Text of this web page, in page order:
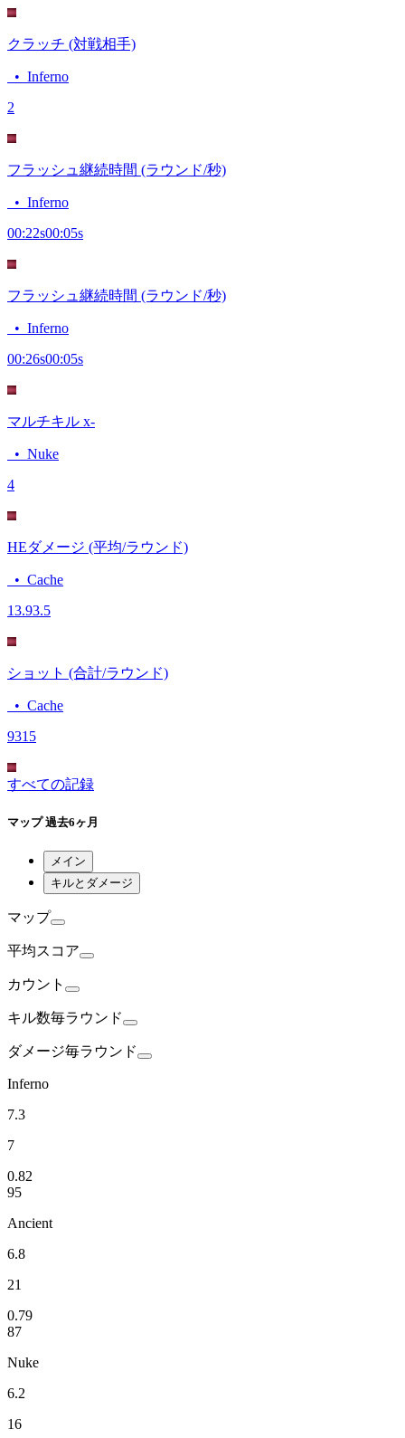
クラッチ (対戦相手)
• Inferno
2
フラッシュ継続時間 (ラウンド/秒)
• Inferno
00:22s00:05s
フラッシュ継続時間 (ラウンド/秒)
• Inferno
00:26s00:05s
マルチキル x-
• Nuke
4
HEダメージ (平均/ラウンド)
• Cache
13.93.5
ショット (合計/ラウンド)
• Cache
9315
すべての記録
マップ過去6ヶ月
メイン
キルとダメージ
マップ
平均スコア
カウント
キル数毎ラウンド
ダメージ毎ラウンド
Inferno
7.3
7
0.82
95
Ancient
6.8
21
0.79
87
Nuke
6.2
16